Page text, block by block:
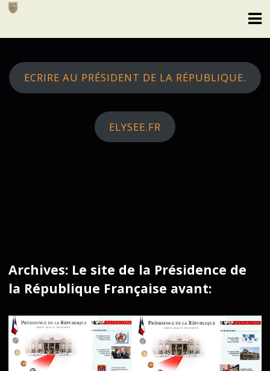
Skip
ECRIRE AU PRÉSIDENT DE LA RÉPUBLIQUE.
ELYSEE.FR
Archives: Le site de la Présidence de
la République Française avant: